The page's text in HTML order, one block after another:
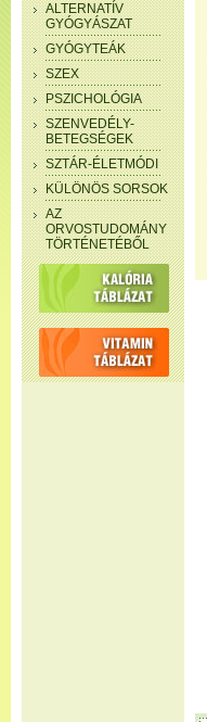
ALTERNATÍV
GYÓGYÁSZAT
GYÓGYTEÁK
SZEX
PSZICHOLÓGIA
SZENVEDÉLY-
BETEGSÉGEK
SZTÁR-ÉLETMÓDI
KÜLÖNÖS SORSOK
AZ
ORVOSTUDOMÁNY
TÖRTÉNETÉBŐL